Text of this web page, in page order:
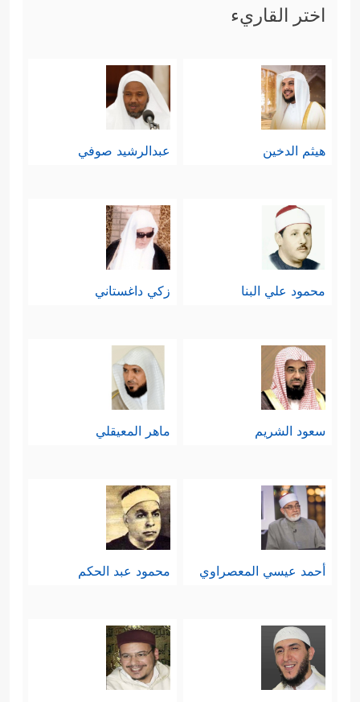
اختر القاريء
هيثم الدخين عبدالرشيد صوفي
محمود علي البنا زكي داغستاني
سعود الشريم ماهر المعيقلي
أحمد عيسي المعصراوي محمود عبد الحكم